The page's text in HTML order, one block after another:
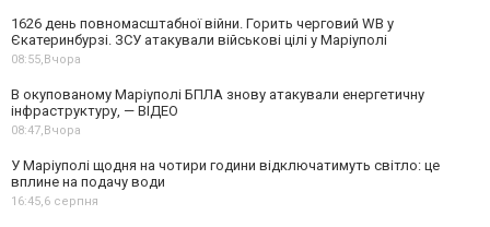
1626 день повномасштабної війни. Горить черговий WB у
Єкатеринбурзі. ЗСУ атакували військові цілі у Маріуполі
08:55,Вчора
В окупованому Маріуполі БПЛА знову атакували енергетичну
інфраструктуру, — ВІДЕО
08:47,Вчора
У Маріуполі щодня на чотири години відключатимуть світло: це
вплине на подачу води
16:45,6 серпня